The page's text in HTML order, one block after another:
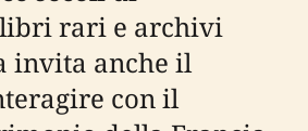
rari e archivi
invita anche il
con il